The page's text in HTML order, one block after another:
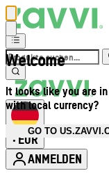
Welcome
It looks like you are
with local currency?
GO TO
• EUR
ANMELDEN